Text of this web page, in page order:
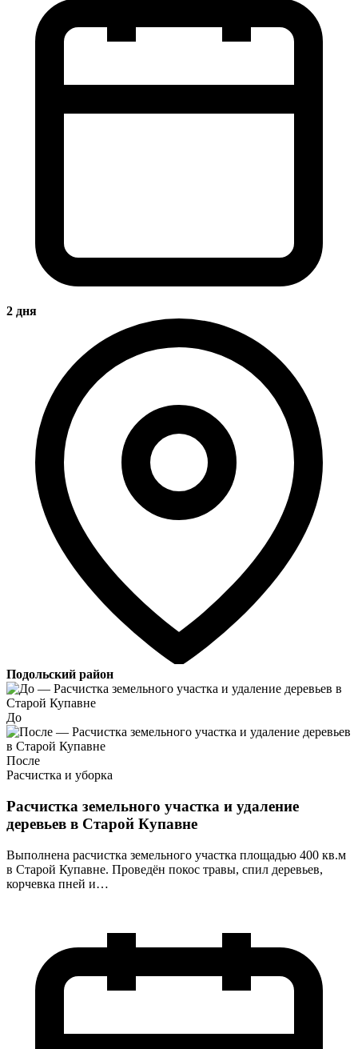
2 дня
Подольский район
До
После
Расчистка и уборка
Расчистка земельного участка и удаление
деревьев в Старой Купавне
Выполнена расчистка земельного участка площадью 400 кв.м
в Старой Купавне. Проведён покос травы, спил деревьев,
корчевка пней и…